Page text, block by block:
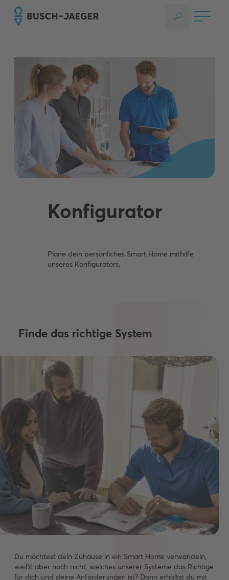
Konfigurator
Plane dein persönliches Smart Home mithilfe
unseres Konfigurators.
Finde das richtige System
Du möchtest dein Zuhause in ein Smart Home verwandeln,
weißt aber noch nicht, welches unserer Systeme das Richtige
für dich und deine Anforderungen ist? Dann erhältst du mit